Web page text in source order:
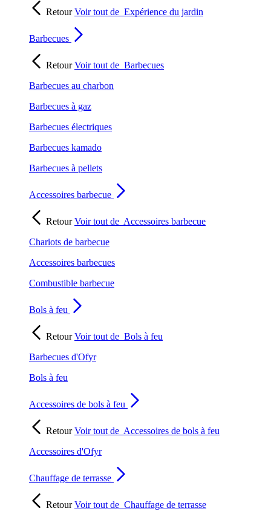
RetourVoir tout de Expérience du jardin
Barbecues
RetourVoir tout de Barbecues
Barbecues au charbon
Barbecues à gaz
Barbecues électriques
Barbecues kamado
Barbecues à pellets
Accessoires barbecue
RetourVoir tout de Accessoires barbecue
Chariots de barbecue
Accessoires barbecues
Combustible barbecue
Bols à feu
RetourVoir tout de Bols à feu
Barbecues d'Ofyr
Bols à feu
Accessoires de bols à feu
RetourVoir tout de Accessoires de bols à feu
Accessoires d'Ofyr
Chauffage de terrasse
RetourVoir tout de Chauffage de terrasse